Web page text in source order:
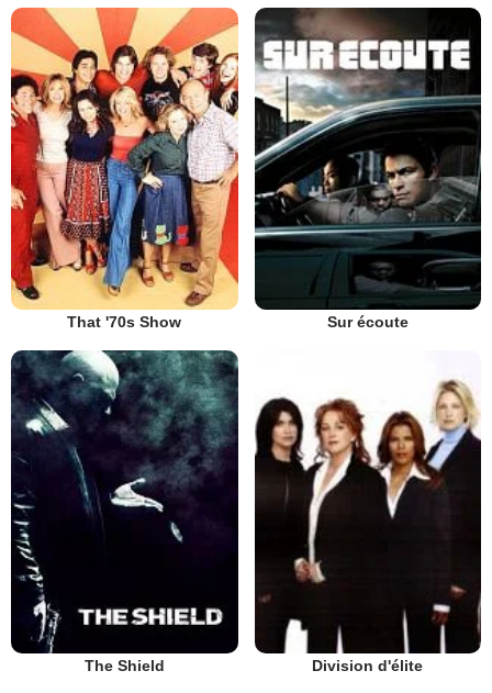
That '70s Show Sur écoute
The Shield Division d'élite